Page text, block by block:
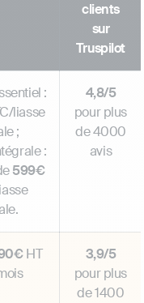
clients
sur
Truspilot
:
liasse
;
:
599€
4,8/5
pour plus
de 4000
avis
HT
3,9/5
pour plus
de 1400